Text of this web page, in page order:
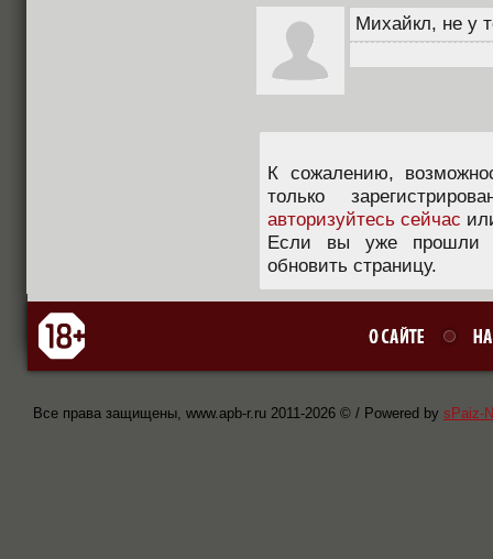
Михайкл, не у
К сожалению,
только
авторизуйтесь сейчас
Если вы уже прошли
обновить страницу.
Все права защищены, www.apb-r.ru 2011-2026 © / Powered by sPaiz-